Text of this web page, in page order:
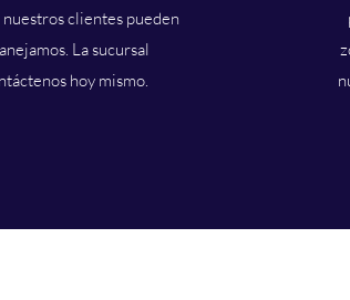
clientes pueden
La sucursal
hoy mismo.